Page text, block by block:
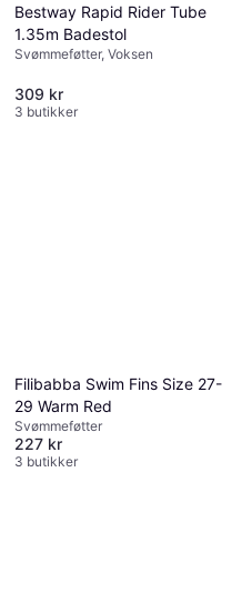
Bestway Rapid Rider Tube
1.35m Badestol
Svømmeføtter, Voksen
309 kr
3 butikker
Filibabba Swim Fins Size 27-
29 Warm Red
Svømmeføtter
227 kr
3 butikker